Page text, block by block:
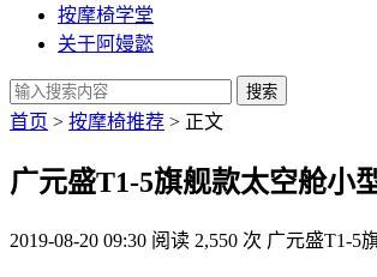
按摩椅学堂
关于阿嫚懿
搜索
首页 > 按摩椅推荐 > 正文
广元盛T1-5旗舰款太空舱小
2019-08-20 09:30 阅读 2,550 次 广元盛T1-5